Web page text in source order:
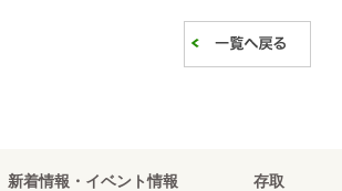
新着情報・イベント情報 存取